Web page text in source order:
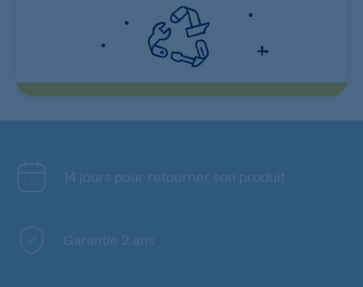
14 jours pour retourner son produit
Garantie 2 ans